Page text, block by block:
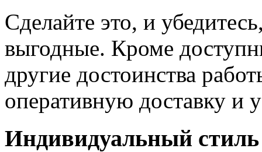
Сделайте это, и
выгодные. Кроме
другие достоинства
оперативную доставку и
Индивидуальный стиль